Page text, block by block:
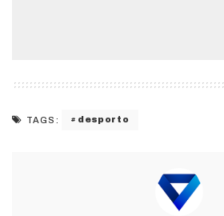
TAGS: desporto